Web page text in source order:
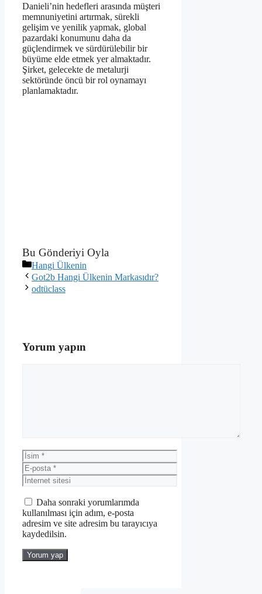
Danieli’nin hedefleri arasında müşteri
memnuniyetini artırmak, sürekli
gelişim ve yenilik yapmak, global
pazardaki konumunu daha da
güçlendirmek ve sürdürülebilir bir
büyüme elde etmek yer almaktadır.
Şirket, gelecekte de metalurji
sektöründe öncü bir rol oynamayı
planlamaktadır.
Bu Gönderiyi Oyla
Kategoriler
Hangi Ülkenin
Got2b Hangi Ülkenin Markasıdır?
odtüclass
Yorum yapın
İsim
E-
posta
İnternet
sitesi
Daha sonraki yorumlarımda
kullanılması için adım, e-posta
adresim ve site adresim bu tarayıcıya
kaydedilsin.